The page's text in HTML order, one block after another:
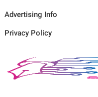
Advertising Info
Privacy Policy